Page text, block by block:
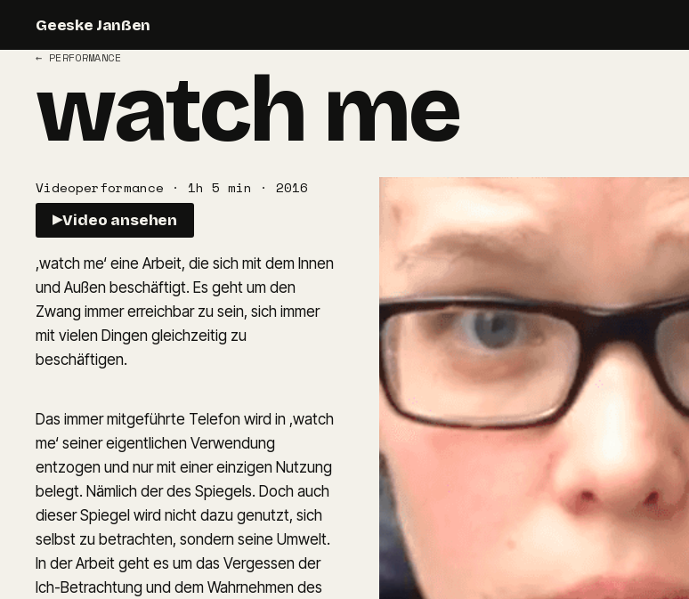
Geeske Janßen
← PERFORMANCE
watch me
Videoperformance · 1h 5 min · 2016
▶Video ansehen
,watch me‘ eine Arbeit, die sich mit dem Innen
und Außen beschäftigt. Es geht um den
Zwang immer erreichbar zu sein, sich immer
mit vielen Dingen gleichzeitig zu
beschäftigen.
Das immer mitgeführte Telefon wird in ,watch
me‘ seiner eigentlichen Verwendung
entzogen und nur mit einer einzigen Nutzung
belegt. Nämlich der des Spiegels. Doch auch
dieser Spiegel wird nicht dazu genutzt, sich
selbst zu betrachten, sondern seine Umwelt.
In der Arbeit geht es um das Vergessen der
Ich-Betrachtung und dem Wahrnehmen des